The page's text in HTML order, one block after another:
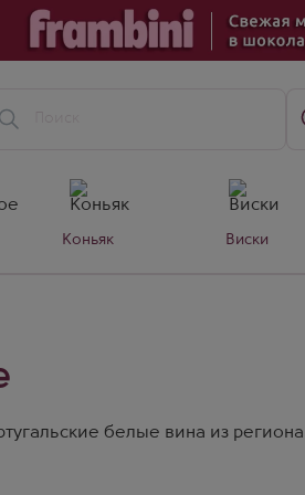
Коньяк Виски
белые вина из